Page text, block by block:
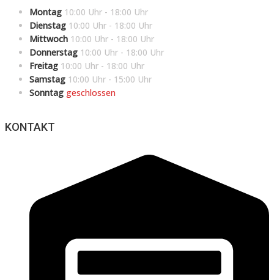
Montag 10:00 Uhr - 18:00 Uhr
Dienstag 10:00 Uhr - 18:00 Uhr
Mittwoch 10:00 Uhr - 18:00 Uhr
Donnerstag 10:00 Uhr - 18:00 Uhr
Freitag 10:00 Uhr - 18:00 Uhr
Samstag 10:00 Uhr - 15:00 Uhr
Sonntag geschlossen
KONTAKT